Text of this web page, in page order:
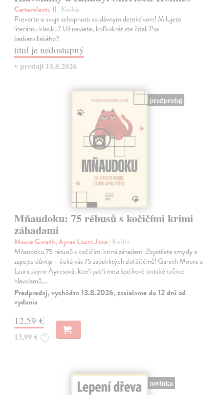
Cartavolante Il | Kniha
Preverte si svoje schopnosti so slávnym detektívom! Milujete
literárnu klasiku? Už neviete, koľkokrát ste čítali Psa
baskervillského?
titul je nedostupný
v predaji 15.8.2026
predpredaj
Mňaudoku: 75 rébusů s kočičími krimi
záhadami
Moore Gareth, Ayres Laura Jane | Kniha
Mňaudoku 75 rébusů s kočičími krimi záhadami Zbystřete smysly a
zapojte důvtip – čeká vás 75 zapeklitých zlo(či)činů! Gareth Moore a
Laura Jayne Ayresová, kteří patří mezi špičkové britské tvůrce
hlavolamů,…
Predpredaj, vychádza 13.8.2026, zasielame do 12 dní od
vydania
12,59 €
13,99 € ?
novinka